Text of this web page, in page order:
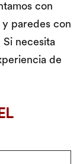
con
paredes con
necesita
de